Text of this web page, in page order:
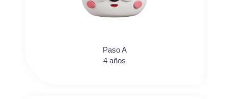
Paso A
4 años